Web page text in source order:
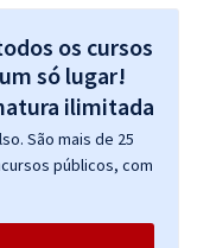
os cursos
só lugar!
São mais de 25
públicos, com